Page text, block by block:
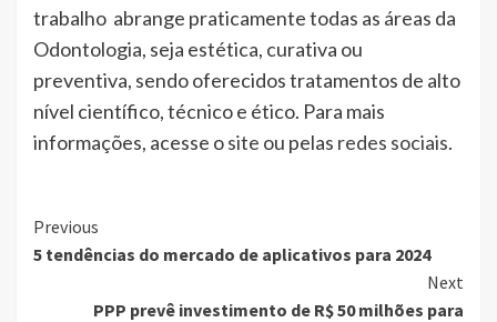
trabalho abrange praticamente todas as áreas da
Odontologia, seja estética, curativa ou
preventiva, sendo oferecidos tratamentos de alto
nível científico, técnico e ético. Para mais
informações, acesse osite ou pelas redes sociais.
Continue
Reading
Previous
5 tendências do mercado de aplicativos para 2024
Next
PPP prevê investimento de R$ 50 milhões para